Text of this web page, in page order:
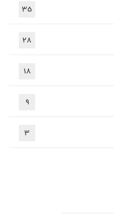
35
28
18
9
3